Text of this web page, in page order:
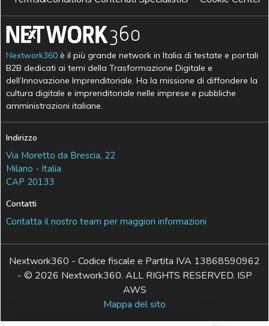
Nextwork360 è il più grande network in Italia di testate e portali
B2B dedicati ai temi della Trasformazione Digitale e
dell’Innovazione Imprenditoriale. Ha la missione di diffondere la
cultura digitale e imprenditoriale nelle imprese e pubbliche
amministrazioni italiane.
Indirizzo
Via Moretto da Brescia, 22
Milano - Italia
CAP 20133
Contatti
Contatta il nostro team per maggiori informazioni
Nextwork360 - Codice fiscale e Partita IVA 13868590962
- © 2026 Nextwork360. ALL RIGHTS RESERVED. ISP
AWS
Mappa del sito